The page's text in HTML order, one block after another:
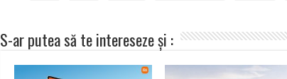
S-ar putea să te intereseze și :